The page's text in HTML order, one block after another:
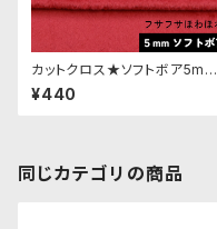
カットクロス★ソフトボア5mm
(レッド)LB007 ボア生地 50c
m × 45cm
¥440
同じカテゴリの商品